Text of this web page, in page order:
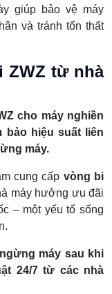
giúp bảo vệ máy
và tránh tổn thất
ZWZ từ nhà
cho máy nghiền
bảo hiệu suất liên
máy.
cung cấp vòng bi
máy hưởng ưu đãi
– một yếu tố sống
máy sau khi
24/7 từ các nhà